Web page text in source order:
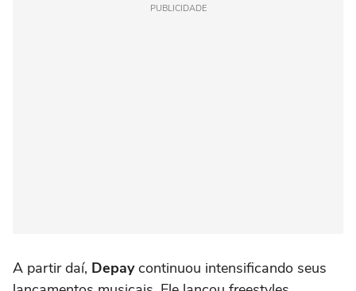
PUBLICIDADE
A partir daí, Depaycontinuou intensificando seus